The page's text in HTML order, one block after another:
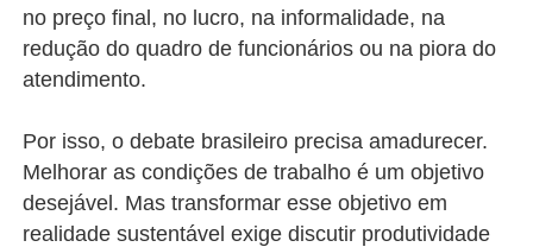
no preço final, no lucro, na informalidade, na
redução do quadro de funcionários ou na piora do
atendimento.
Por isso, o debate brasileiro precisa amadurecer.
Melhorar as condições de trabalho é um objetivo
desejável. Mas transformar esse objetivo em
realidade sustentável exige discutir produtividade